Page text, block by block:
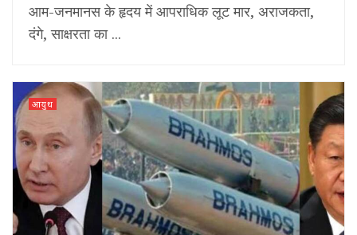
आम-जनमानस के हृदय में आपराधिक लूट मार, अराजकता,
दंगे, साक्षरता का ...
आयुध